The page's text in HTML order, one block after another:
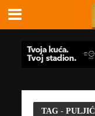
TAG - PULJIĆ